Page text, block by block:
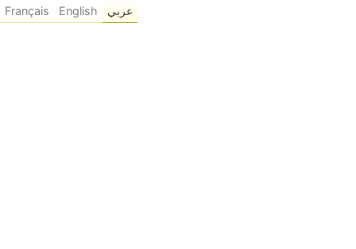
عربي English
Français